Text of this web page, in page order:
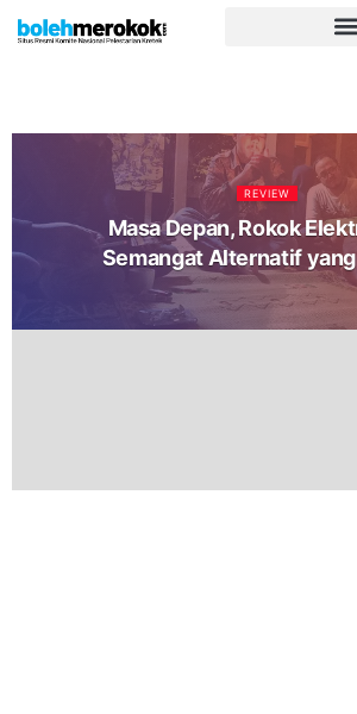
REVIEW
Masa Depan, Rokok
Semangat Alternatif